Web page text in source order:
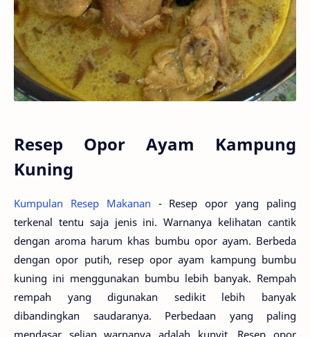
Resep Opor Ayam Kampung
Kuning
Kumpulan Resep Makanan - Resep opor yang paling
terkenal tentu saja jenis ini. Warnanya kelihatan cantik
dengan aroma harum khas bumbu opor ayam. Berbeda
dengan opor putih, resep opor ayam kampung bumbu
kuning ini menggunakan bumbu lebih banyak. Rempah
rempah yang digunakan sedikit lebih banyak
dibandingkan saudaranya. Perbedaan yang paling
mendasar selian warnanya adalah kunyit. Resep opor